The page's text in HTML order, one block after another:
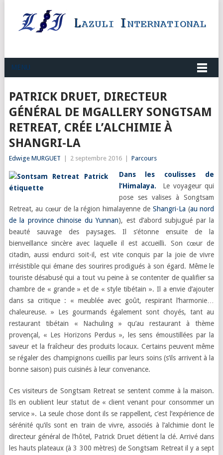
MENU
PATRICK DRUET, DIRECTEUR
GÉNÉRAL DE MGALLERY SONGTSAM
RETREAT, CRÉE L’ALCHIMIE À
SHANGRI-LA
Edwige MURGUET 2 septembre 2016 Parcours
Dans les coulisses de
l’Himalaya.
Le voyageur qui
pose ses valises à Songtsam
Retreat, au cœur de la région himalayenne de Shangri-La (au nord
de la province chinoise du Yunnan), est d’abord subjugué par la
beauté sauvage des paysages. Il s’étonne ensuite de la
bienveillance sincère avec laquelle il est accueilli. Son cœur de
citadin, aussi endurci soit-il, est vite conquis par la joie de vivre
irrésistible qui émane des sourires prodigués à son égard. Même le
touriste désabusé qui a tout vu peine à se contenter de qualifier sa
chambre de « grande » et de « style tibétain ». Il a envie d’ajouter
dans sa critique : « meublée avec goût, respirant l’harmonie…
chaleureuse. » Les gourmands également sont choyés, tant au
restaurant tibétain « Nachuling » qu’au restaurant à thème
provençal, « Les Horizons Perdus », les sens émoustillées par la
saveur et la fraîcheur des produits locaux. Certains peuvent même
se régaler des champignons cueillis par leurs soins (s’ils arrivent à la
bonne saison) puis cuisinés à leur convenance.
Ces visiteurs de Songtsam Retreat se sentent comme à la maison.
Ils en oublient leur statut de « client venant pour consommer un
service ». La seule chose dont ils se rappellent, c’est l’expérience de
sérénité qu’ils sont en train de vivre, associés à l’alchimie dont le
directeur général de l’hôtel, Patrick Druet détient la clé. Arrivé dans
les hauts plateaux (à 3 300 mètres) de Songtsam Retreat il y a sept